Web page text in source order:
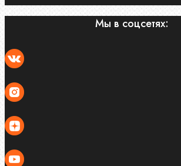
Мы в соцсетях: